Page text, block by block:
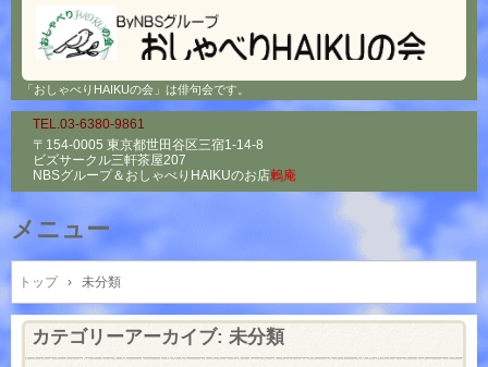
「おしゃべりHAIKUの会」は俳句会です。
TEL.03-6380-9861
〒154-0005 東京都世田谷区三宿1-14-8
ビズサークル三軒茶屋207
NBSグループ＆ おしゃべりHAIKUのお店鶫庵
メニュー
コ
ン
テ
ン
トップ › 未分類
カテゴリーアーカイブ: 未分類